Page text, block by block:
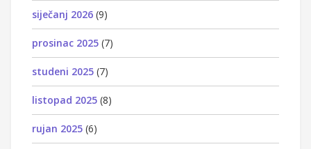
siječanj 2026 (9)
prosinac 2025 (7)
studeni 2025 (7)
listopad 2025 (8)
rujan 2025 (6)